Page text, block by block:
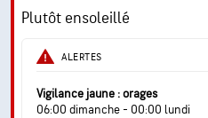
Humidité
Point de rosée
AccuLumen Brightness Index™
Plutôt ensoleillé
ALERTES
Vigilance jaune : orages
06:00 dimanche - 00:00 lundi